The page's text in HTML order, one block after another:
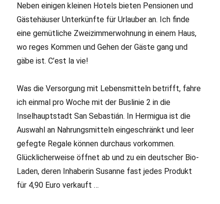
Neben einigen kleinen Hotels bieten Pensionen und
Gästehäuser Unterkünfte für Urlauber an. Ich finde
eine gemütliche Zweizimmerwohnung in einem Haus,
wo reges Kommen und Gehen der Gäste gang und
gäbe ist. C’est la vie!
Was die Versorgung mit Lebensmitteln betrifft, fahre
ich einmal pro Woche mit der Buslinie 2 in die
Inselhauptstadt San Sebastián. In Hermigua ist die
Auswahl an Nahrungsmitteln eingeschränkt und leer
gefegte Regale können durchaus vorkommen.
Glücklicherweise öffnet ab und zu ein deutscher Bio-
Laden, deren Inhaberin Susanne fast jedes Produkt
für 4,90 Euro verkauft …